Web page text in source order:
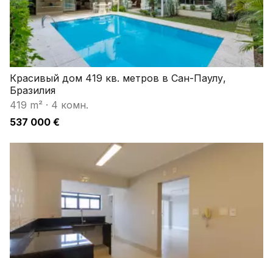
Красивый дом 419 кв. метров в Сан-Паулу,
Бразилия
419 m² · 4 комн.
537 000 €